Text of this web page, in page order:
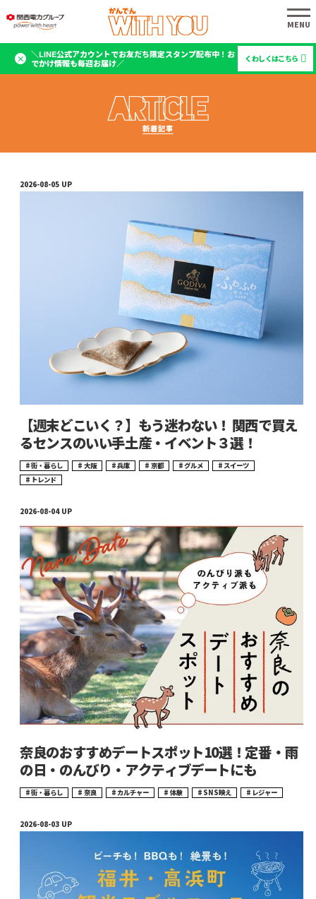
＼LINE公式アカウントでお友だち限定スタンプ配布中！お
でかけ情報も毎週お届け／
くわしくはこちら
新着記事
【週末どこいく？】もう迷わない！ 関西で買え
るセンスのいい手土産・イベント３選！
街・暮らし 大阪 兵庫 京都 グルメ
スイーツ
トレンド
奈良のおすすめデートスポット10選！定番・雨
の日・のんびり・アクティブデートにも
街・暮らし 奈良 カルチャー 体験 SNS映え レジャー